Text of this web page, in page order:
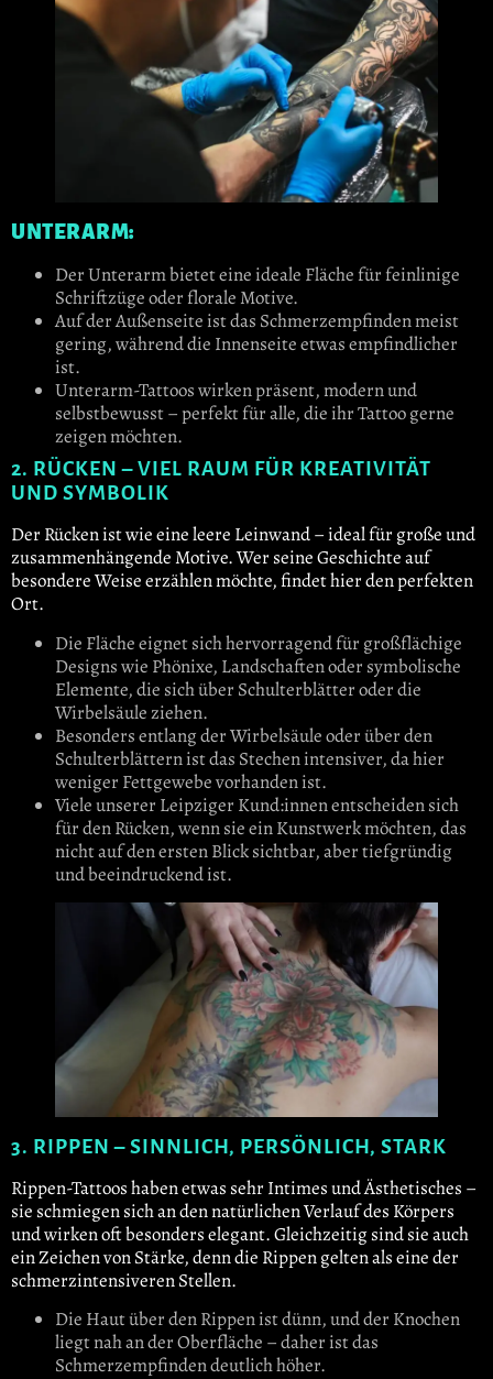
UNTERARM:
Der Unterarm bietet eine ideale Fläche für feinlinige
Schriftzüge oder florale Motive.
Auf der Außenseite ist das Schmerzempfinden meist
gering, während die Innenseite etwas empfindlicher
ist.
Unterarm-Tattoos wirken präsent, modern und
selbstbewusst – perfekt für alle, die ihr Tattoo gerne
zeigen möchten.
2. RÜCKEN – VIEL RAUM FÜR KREATIVITÄT
UND SYMBOLIK
Der Rücken ist wie eine leere Leinwand – ideal für große und
zusammenhängende Motive. Wer seine Geschichte auf
besondere Weise erzählen möchte, findet hier den perfekten
Ort.
Die Fläche eignet sich hervorragend für großflächige
Designs wie Phönixe, Landschaften oder symbolische
Elemente, die sich über Schulterblätter oder die
Wirbelsäule ziehen.
Besonders entlang der Wirbelsäule oder über den
Schulterblättern ist das Stechen intensiver, da hier
weniger Fettgewebe vorhanden ist.
Viele unserer Leipziger Kund:innen entscheiden sich
für den Rücken, wenn sie ein Kunstwerk möchten, das
nicht auf den ersten Blick sichtbar, aber tiefgründig
und beeindruckend ist.
3. RIPPEN – SINNLICH, PERSÖNLICH, STARK
Rippen-Tattoos haben etwas sehr Intimes und Ästhetisches –
sie schmiegen sich an den natürlichen Verlauf des Körpers
und wirken oft besonders elegant. Gleichzeitig sind sie auch
ein Zeichen von Stärke, denn die Rippen gelten als eine der
schmerzintensiveren Stellen.
Die Haut über den Rippen ist dünn, und der Knochen
liegt nah an der Oberfläche – daher ist das
Schmerzempfinden deutlich höher.